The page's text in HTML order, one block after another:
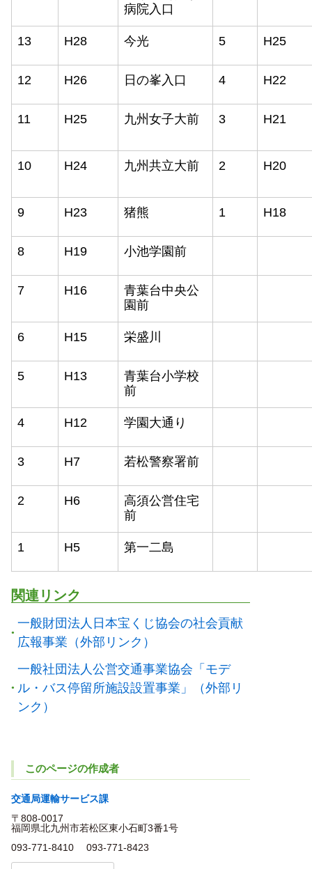
病院入口
13 H28 今光 5 H25
12 H26 日の峯入口 4 H22
11 H25 九州女子大前 3 H21
10 H24 九州共立大前 2 H20
9 H23 猪熊 1 H18
8 H19 小池学園前
7 H16 青葉台中央公
園前
6 H15 栄盛川
5 H13
青葉台小学校
前
4 H12 学園大通り
3 H7 若松警察署前
2 H6
高須公営住宅
前
1 H5 第一二島
関連リンク
一般財団法人日本宝くじ協会の社会貢献
広報事業（外部リンク）
一般社団法人公営交通事業協会「モデ
ル・バス停留所施設設置事業」（外部リ
ンク）
このページの作成者
交通局運輸サービス課
〒808-0017
福岡県北九州市若松区東小石町3番1号
093-771-8410
093-771-8423